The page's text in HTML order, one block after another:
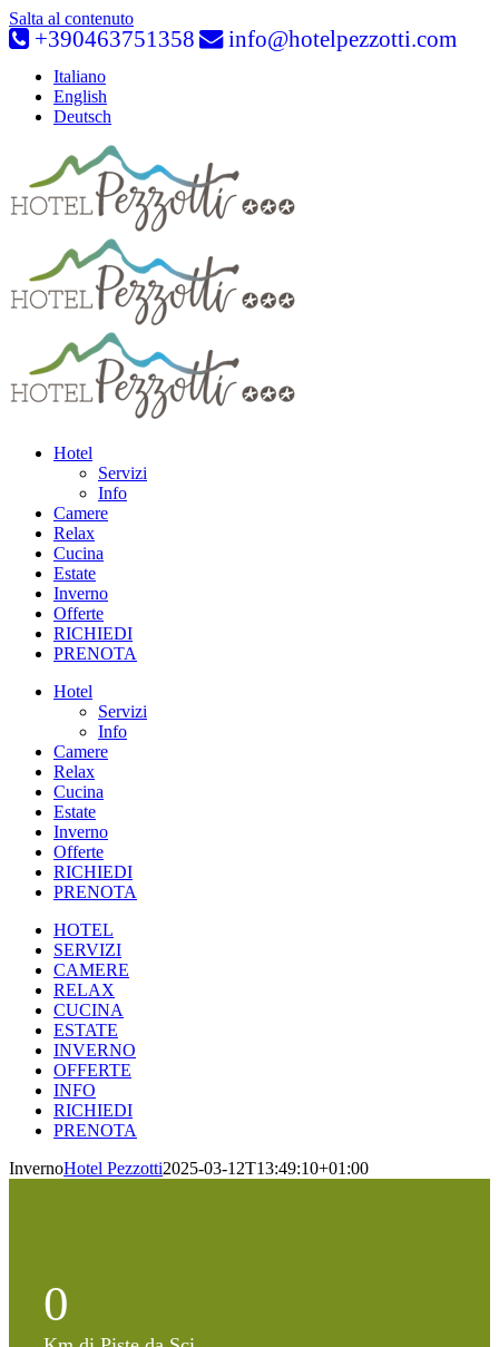
Salta al contenuto
+390463751358 info@hotelpezzotti.com
Italiano
English
Deutsch
Hotel
Servizi
Info
Camere
Relax
Cucina
Estate
Inverno
Offerte
RICHIEDI
PRENOTA
Hotel
Servizi
Info
Camere
Relax
Cucina
Estate
Inverno
Offerte
RICHIEDI
PRENOTA
HOTEL
SERVIZI
CAMERE
RELAX
CUCINA
ESTATE
INVERNO
OFFERTE
INFO
RICHIEDI
PRENOTA
InvernoHotel Pezzotti2025-03-12T13:49:10+01:00
0